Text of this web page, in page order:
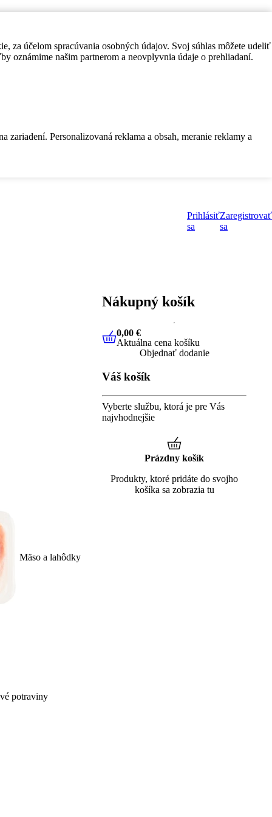
za účelom spracúvania osobných údajov. Svoj súhlas môžete udeliť
oznámime našim partnerom a neovplyvnia údaje o prehliadaní.
Personalizovaná reklama a obsah, meranie reklamy a
Prihlásiť
sa
Zaregistrovať
sa
Mäso a lahôdky
potraviny
Nákupný košík
0,00 €Aktuálna cena košíku
0,00 €
Aktuálna cena košíku
Objednať dodanie
Váš košík
Vyberte službu, ktorá je pre Vás
najvhodnejšie
Prázdny košík
Produkty, ktoré pridáte do svojho
košíka sa zobrazia tu